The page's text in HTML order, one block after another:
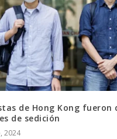
de Hong Kong fueron
de sedición
2024